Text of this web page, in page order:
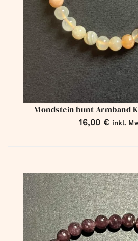
Mondstein bunt Armband
16,00 € inkl.